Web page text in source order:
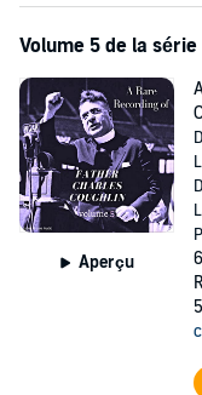
Volume 5 de la série
Aperçu